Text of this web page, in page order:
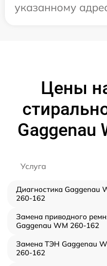
указанному
Цены
Gaggenau
Услуга
Диагностика Gaggenau
260-162
Замена приводного
Gaggenau WM 260-162
Замена ТЭН Gaggenau
260-162